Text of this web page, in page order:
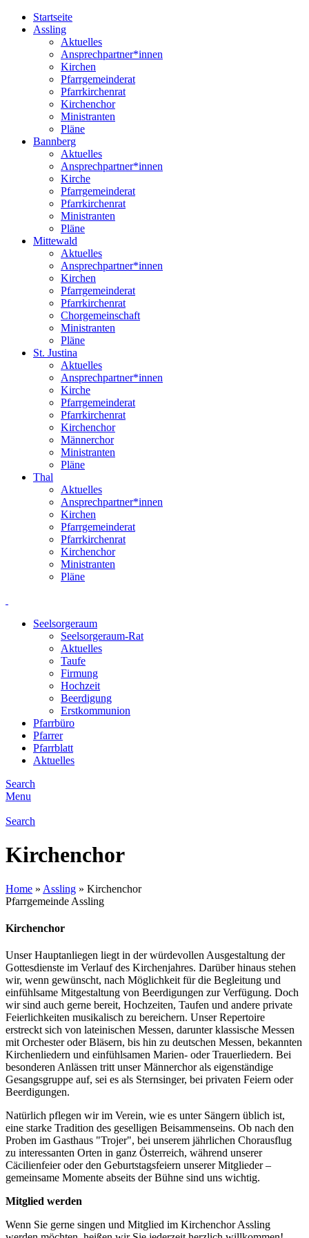
Startseite
Assling
Aktuelles
Ansprechpartner*innen
Kirchen
Pfarrgemeinderat
Pfarrkirchenrat
Kirchenchor
Ministranten
Pläne
Bannberg
Aktuelles
Ansprechpartner*innen
Kirche
Pfarrgemeinderat
Pfarrkirchenrat
Ministranten
Pläne
Mittewald
Aktuelles
Ansprechpartner*innen
Kirchen
Pfarrgemeinderat
Pfarrkirchenrat
Chorgemeinschaft
Ministranten
Pläne
St. Justina
Aktuelles
Ansprechpartner*innen
Kirche
Pfarrgemeinderat
Pfarrkirchenrat
Kirchenchor
Männerchor
Ministranten
Pläne
Thal
Aktuelles
Ansprechpartner*innen
Kirchen
Pfarrgemeinderat
Pfarrkirchenrat
Kirchenchor
Ministranten
Pläne
Seelsorgeraum
Seelsorgeraum-Rat
Aktuelles
Taufe
Firmung
Hochzeit
Beerdigung
Erstkommunion
Pfarrbüro
Pfarrer
Pfarrblatt
Aktuelles
Search
Menu
Search
Kirchenchor
Home » Assling » Kirchenchor
Pfarrgemeinde Assling
Kirchenchor
Unser Hauptanliegen liegt in der würdevollen Ausgestaltung der
Gottesdienste im Verlauf des Kirchenjahres. Darüber hinaus stehen
wir, wenn gewünscht, nach Möglichkeit für die Begleitung und
einfühlsame Mitgestaltung von Beerdigungen zur Verfügung. Doch
wir sind auch gerne bereit, Hochzeiten, Taufen und andere private
Feierlichkeiten musikalisch zu bereichern. Unser Repertoire
erstreckt sich von lateinischen Messen, darunter klassische Messen
mit Orchester oder Bläsern, bis hin zu deutschen Messen, bekannten
Kirchenliedern und einfühlsamen Marien- oder Trauerliedern. Bei
besonderen Anlässen tritt unser Männerchor als eigenständige
Gesangsgruppe auf, sei es als Sternsinger, bei privaten Feiern oder
Beerdigungen.
Natürlich pflegen wir im Verein, wie es unter Sängern üblich ist,
eine starke Tradition des geselligen Beisammenseins. Ob nach den
Proben im Gasthaus "Trojer", bei unserem jährlichen Chorausflug
zu interessanten Orten in ganz Österreich, während unserer
Cäcilienfeier oder den Geburtstagsfeiern unserer Mitglieder –
gemeinsame Momente abseits der Bühne sind uns wichtig.
Mitglied werden
Wenn Sie gerne singen und Mitglied im Kirchenchor Assling